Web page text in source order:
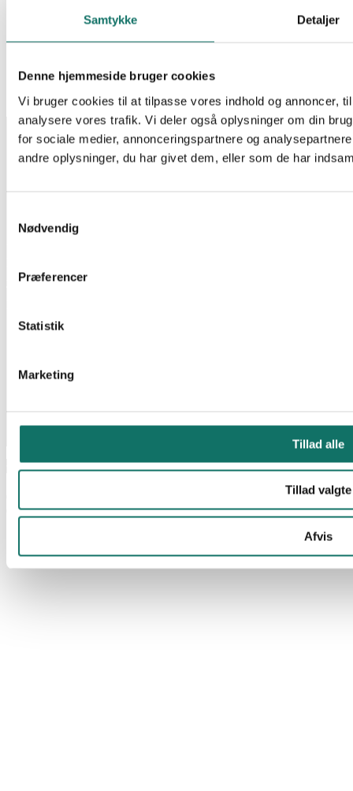
Samtykke Detaljer
Denne hjemmeside bruger cookies
Vi bruger cookies til at tilpasse vores indhold og annoncer,
analysere vores trafik. Vi deler også oplysninger om din
for sociale medier, annonceringspartnere og
andre oplysninger, du har givet dem, eller som de har
Nødvendig
Præferencer
Statistik
Marketing
Tillad alle
Tillad valgte
Afvis
Ukategoriseret
BATTERIKABINET M/2 STRENGE 9Ah BATTERIER
EAN:
Reference:275216
Tilgængelig på restordre
INFORMATION
Salgs- og leveringsbetingelser
CSR
KONTAKT
2765 Smørum
© Lan-Com 2026